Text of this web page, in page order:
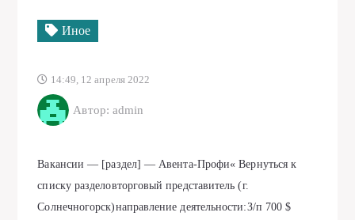
Иное
14:49, 12 апреля 2022
Автор: admin
Вакансии — [раздел] — Авента-Профи« Вернуться к
списку разделовторговый представитель (г.
Солнечногорск)направление деятельности:З/п 700 $